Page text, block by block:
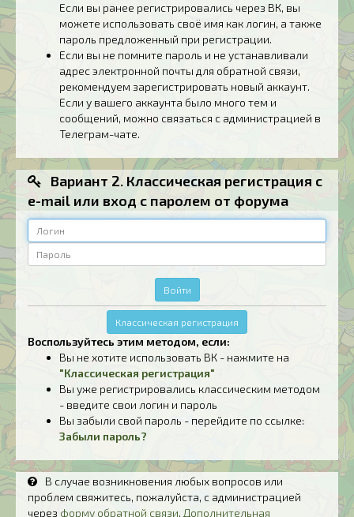
Если вы ранее регистрировались через ВК, вы
можете использовать своё имя как логин, а также
пароль предложенный при регистрации.
Если вы не помните пароль и не устанавливали
адрес электронной почты для обратной связи,
рекомендуем зарегистрировать новый аккаунт.
Если у вашего аккаунта было много тем и
сообщений, можно связаться с администрацией в
Телеграм-чате.
Вариант 2. Классическая регистрация с
e-mail или вход с паролем от форума
Войти
Классическая регистрация
Воспользуйтесь этим методом, если:
Вы не хотите использовать ВК - нажмите на
"Классическая регистрация"
Вы уже регистрировались классическим методом
- введите свои логин и пароль
Вы забыли свой пароль - перейдите по ссылке:
Забыли пароль?
В случае возникновения любых вопросов или
проблем свяжитесь, пожалуйста, с администрацией
через форму обратной связи. Дополнительная